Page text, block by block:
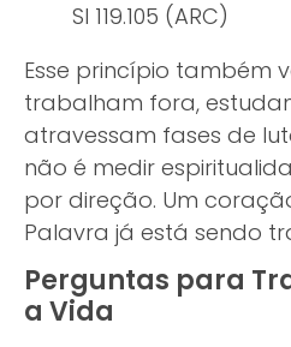
Sl 119.105 (ARC)
Esse princípio também
trabalham fora,
atravessam fases de
não é medir
por direção. Um
Palavra já está sendo
Perguntas para
a Vida